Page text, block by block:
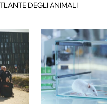
DEGLI ANIMALI